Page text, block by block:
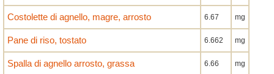
Costolette di agnello, magre, arrosto 6.67 mg
Pane di riso, tostato 6.662 mg
Spalla di agnello arrosto, grassa 6.66 mg